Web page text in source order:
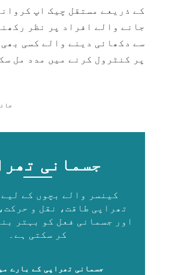
کے ذریعے مستقل چیک اپ
جانے والے افراد پر نظر
سے دکھائی دینے والے کسی
پر کنٹرول کرنے میں مدد مل
جسمانی
کینسر والے بچوں کے
تھراپی طاقت، نقل و
اور جسمانی فعل کو بہتر
کر سکتی ہے۔
جسمانی تھراپی کے بارے